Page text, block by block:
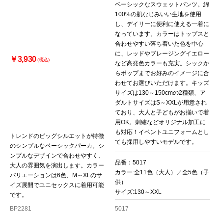
￥3,930(税込)
トレンドのビッグシルエットが特徴
のシンプルなベーシックパーカ。シ
ンプルなデザインで合わせやすく、
大人の雰囲気を演出します。カラー
バリエーションは6色、M～XLのサ
イズ展開でユニセックスに着用可能
です。
BP2281
ベーシックなスウェットパンツ。綿
100%の肌なじみいい生地を使用
し、デイリーに便利に使える一着に
なっています。カラーはトップスと
合わせやすい落ち着いた色を中心
に、レッドやブレージングイエロー
など高発色カラーも充実。シックか
らポップまでお好みのイメージに合
わせてお選びいただけます。キッズ
サイズは130～150cmの2種類、ア
ダルトサイズはS～XXLが用意され
ており、大人と子どもがお揃いで着
用OK。刺繡などオリジナル加工に
も対応！イベントユニフォームとし
ても採用しやすいモデルです。
品番：5017
カラー:全11色（大人）／全5色（子
供）
サイズ:130～XXL
5017